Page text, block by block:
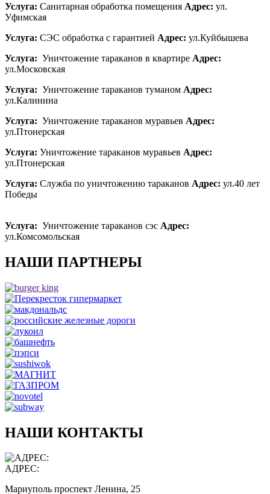
Услуга: Санитарная обработка помещения Адрес: ул.
Уфимская
Услуга: СЭС обработка с гарантией Адрес: ул.Куйбышева
Услуга: Уничтожение тараканов в квартире Адрес:
ул.Московская
Услуга: Уничтожение тараканов туманом Адрес:
ул.Калинина
Услуга: Уничтожение тараканов муравьев Адрес:
ул.Птонерская
Услуга: Уничтожение тараканов муравьев Адрес:
ул.Птонерская
Услуга: Служба по уничтожению тараканов Адрес: ул.40 лет
Победы
Услуга: Уничтожение тараканов сэс Адрес:
ул.Комсомольская
НАШИ ПАРТНЕРЫ
НАШИ КОНТАКТЫ
АДРЕС:
Мариуполь проспект Ленина, 25